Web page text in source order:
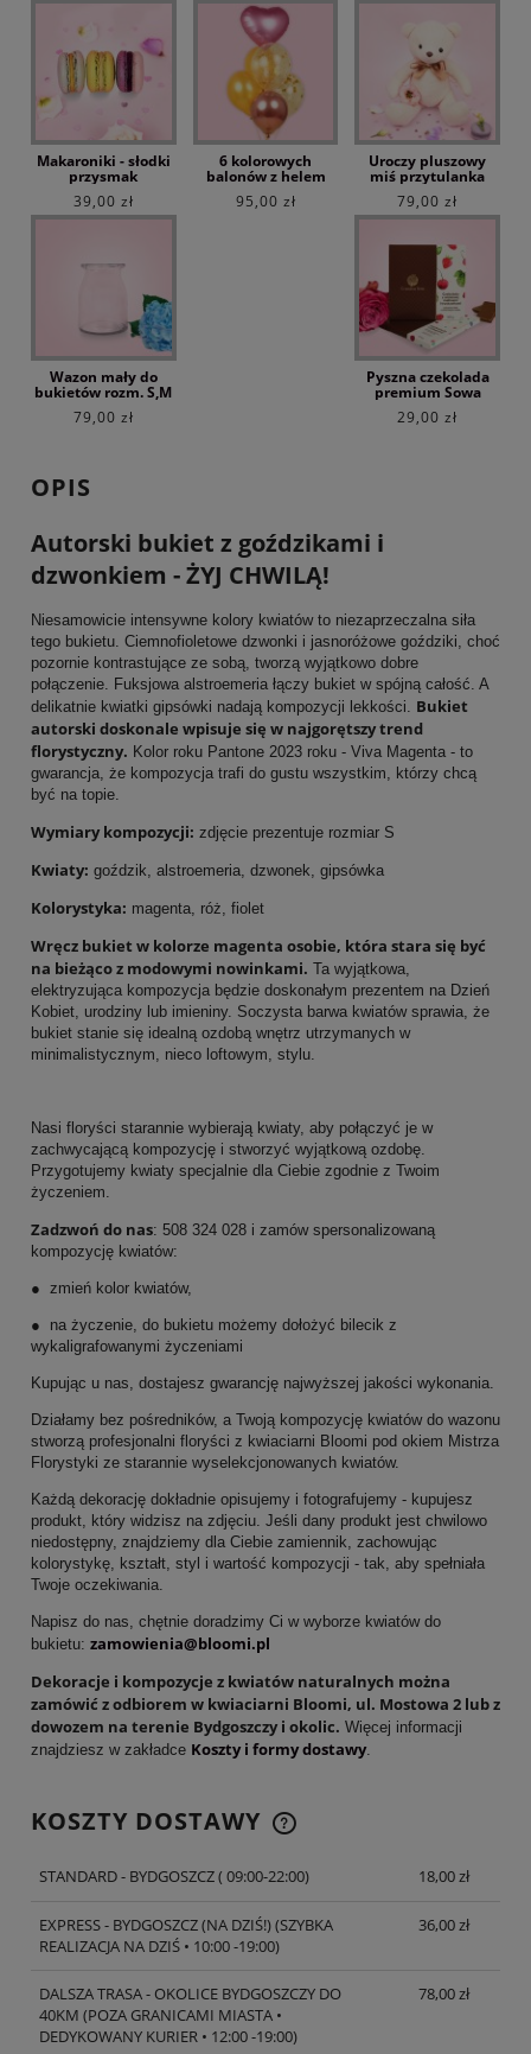
Makaroniki - słodki
przysmak
39,00 zł
6 kolorowych
balonów z helem
95,00 zł
Uroczy pluszowy
miś przytulanka
79,00 zł
Wazon mały do
bukietów rozm. S,M
79,00 zł
Pyszna czekolada
premium Sowa
29,00 zł
OPIS
Autorski bukiet z goździkami i
dzwonkiem - ŻYJ CHWILĄ!
Niesamowicie intensywne kolory kwiatów to niezaprzeczalna siła
tego bukietu. Ciemnofioletowe dzwonki i jasnoróżowe goździki, choć
pozornie kontrastujące ze sobą, tworzą wyjątkowo dobre
połączenie. Fuksjowa alstroemeria łączy bukiet w spójną całość. A
delikatnie kwiatki gipsówki nadają kompozycji lekkości. Bukiet
autorski doskonale wpisuje się w najgorętszy trend
florystyczny. Kolor roku Pantone 2023 roku - Viva Magenta - to
gwarancja, że kompozycja trafi do gustu wszystkim, którzy chcą
być na topie.
Wymiary kompozycji: zdjęcie prezentuje rozmiar S
Kwiaty: goździk, alstroemeria, dzwonek, gipsówka
Kolorystyka: magenta, róż, fiolet
Wręcz bukiet w kolorze magenta osobie, która stara się być
na bieżąco z modowymi nowinkami. Ta wyjątkowa,
elektryzująca kompozycja będzie doskonałym prezentem na Dzień
Kobiet, urodziny lub imieniny. Soczysta barwa kwiatów sprawia, że
bukiet stanie się idealną ozdobą wnętrz utrzymanych w
minimalistycznym, nieco loftowym, stylu.
Nasi floryści starannie wybierają kwiaty, aby połączyć je w
zachwycającą kompozycję i stworzyć wyjątkową ozdobę.
Przygotujemy kwiaty specjalnie dla Ciebie zgodnie z Twoim
życzeniem.
Zadzwoń do nas: 508 324 028 i zamów spersonalizowaną
kompozycję kwiatów:
● zmień kolor kwiatów,
● na życzenie, do bukietu możemy dołożyć bilecik z
wykaligrafowanymi życzeniami
Kupując u nas, dostajesz gwarancję najwyższej jakości wykonania.
Działamy bez pośredników, a Twoją kompozycję kwiatów do wazonu
stworzą profesjonalni floryści z kwiaciarni Bloomi pod okiem Mistrza
Florystyki ze starannie wyselekcjonowanych kwiatów.
Każdą dekorację dokładnie opisujemy i fotografujemy - kupujesz
produkt, który widzisz na zdjęciu. Jeśli dany produkt jest chwilowo
niedostępny, znajdziemy dla Ciebie zamiennik, zachowując
kolorystykę, kształt, styl i wartość kompozycji - tak, aby spełniała
Twoje oczekiwania.
Napisz do nas, chętnie doradzimy Ci w wyborze kwiatów do
bukietu: zamowienia@bloomi.pl
Dekoracje i kompozycje z kwiatów naturalnych można
zamówić z odbiorem w kwiaciarni Bloomi, ul. Mostowa 2 lub z
dowozem na terenie Bydgoszczy i okolic. Więcej informacji
znajdziesz w zakładce Koszty i formy dostawy.
KOSZTY DOSTAWY
CENA NIE ZAWIERA EWENTUALNYCH KOSZTÓW
STANDARD - BYDGOSZCZ( 09:00-22:00) 18,00 zł
EXPRESS - BYDGOSZCZ (NA DZIŚ!)(SZYBKA
REALIZACJA NA DZIŚ • 10:00 -19:00)
36,00 zł
DALSZA TRASA - OKOLICE BYDGOSZCZY DO
40KM (POZA GRANICAMI MIASTA •
DEDYKOWANY KURIER • 12:00 -19:00)
78,00 zł